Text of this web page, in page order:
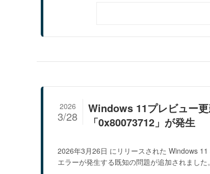
Windows 11プレビュー
「0x80073712」が発生
2026
3/28
2026年3月26日 にリリースされた Windows
エラーが発生する既知の問題が追加されました